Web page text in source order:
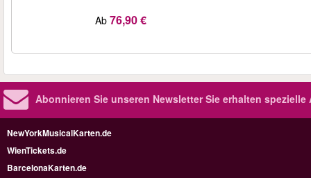
Ab 76,90 €
Abonnieren Sie unseren NewsletterSie erhalten spezielle
NewYorkMusicalKarten.de
WienTickets.de
BarcelonaKarten.de